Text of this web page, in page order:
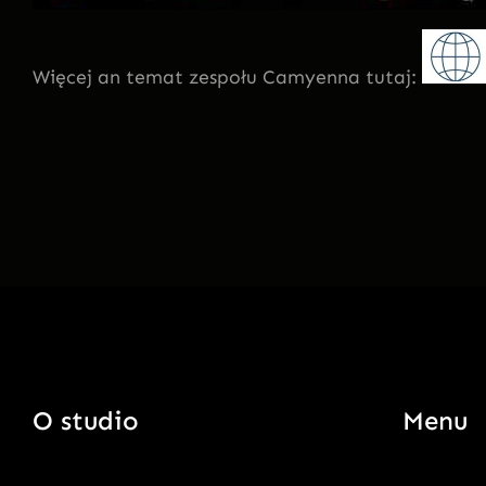
Więcej an temat zespołu Camyenna tutaj:
O studio Menu